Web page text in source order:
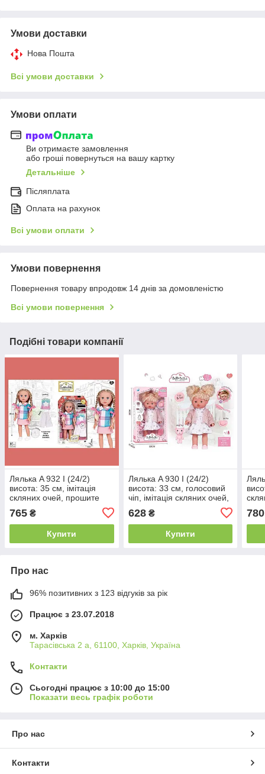
Умови доставки
Нова Пошта
Всі умови доставки
Умови оплати
Ви отримаєте замовлення
або гроші повернуться на вашу картку
Детальніше
Післяплата
Оплата на рахунок
Всі умови оплати
Умови повернення
Повернення товару впродовж 14 днів за домовленістю
Всі умови повернення
Подібні товари компанії
Лялька A 932 I (24/2)
висота: 35 см, імітація
скляних очей, прошите
волосся, одяг, аксесуари,
в коробці
765 ₴
Купити
Лялька A 930 I (24/2)
висота: 33 см, голосовий
чіп, імітація скляних очей,
коробці
628₴
Купити
в
780
Про нас
96% позитивних з 123 відгуків за рік
Працює з 23.07.2018
м. Харків
Тарасівська 2 а, 61100, Харків, Україна
Контакти
Сьогодні працює з 10:00 до 15:00
Показати весь графік роботи
Про нас
Контакти